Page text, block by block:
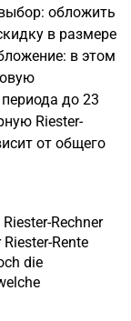
обложить
в размере
в этом
до 23
Riester-
от общего
Rechner
Rente
die